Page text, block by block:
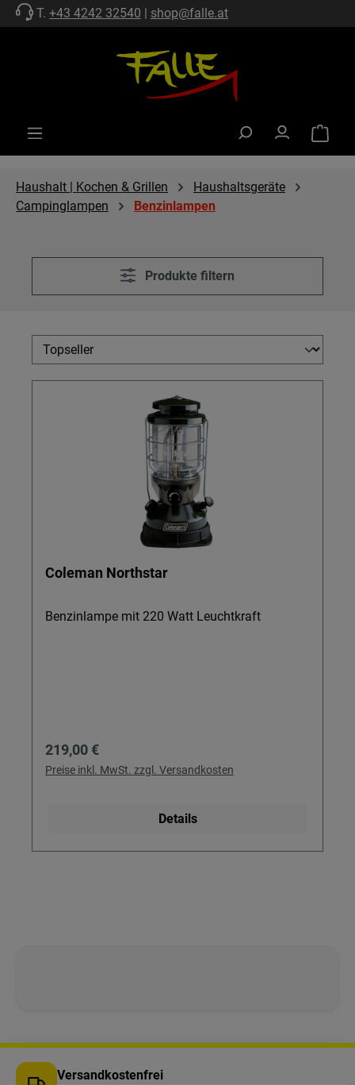
Zum Hauptinhalt springen
T. +43 4242 32540 | shop@falle.at
Haushalt | Kochen & Grillen
Haushaltsgeräte
Campinglampen
Benzinlampen
Produkte filtern
Coleman Northstar
Benzinlampe mit 220 Watt Leuchtkraft
Regulärer Preis:
219,00 €
Preise inkl. MwSt. zzgl. Versandkosten
Details
Versandkostenfrei